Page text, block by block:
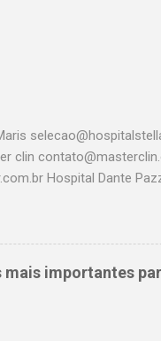
clin
Hospital Dante
Hospital previna
Hospital
Hospital
Hospital Brasil
importantes